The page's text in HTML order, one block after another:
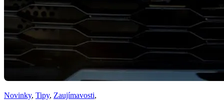
Novinky, Tipy, Zaujímavosti,